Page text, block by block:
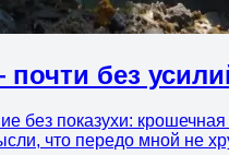
без
без показухи:
что передо мной не